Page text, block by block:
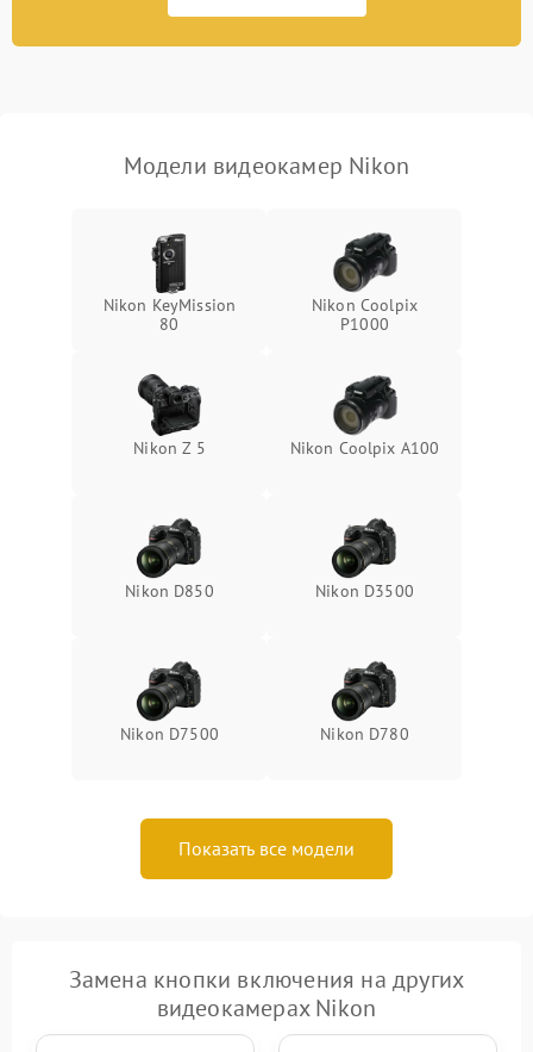
Модели видеокамер Nikon
Nikon KeyMission
80
Nikon Coolpix
P1000
Nikon Z 5 Nikon Coolpix A100
Nikon D850 Nikon D3500
Nikon D7500 Nikon D780
Показать все модели
Замена кнопки включения на других
видеокамерах Nikon